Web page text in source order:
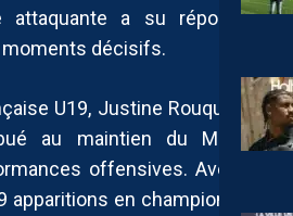
attaquante a su répondre
décisifs.
U19, Justine Rouquet a
au maintien du MHSC
offensives. Avec 9
en championnat,